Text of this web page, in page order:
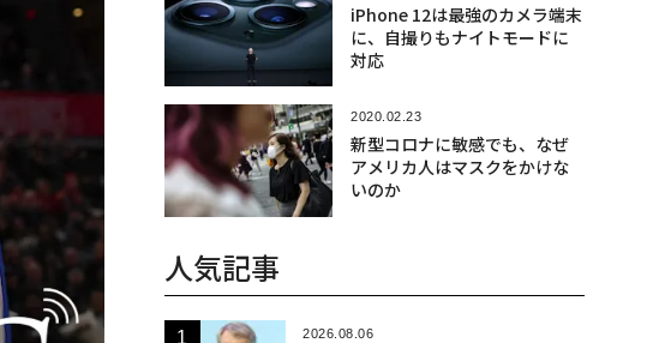
iPhone 12は最強のカメラ端末
に、自撮りもナイトモードに
対応
2020.02.23
新型コロナに敏感でも、なぜ
アメリカ人はマスクをかけな
いのか
人気記事
2026.08.06